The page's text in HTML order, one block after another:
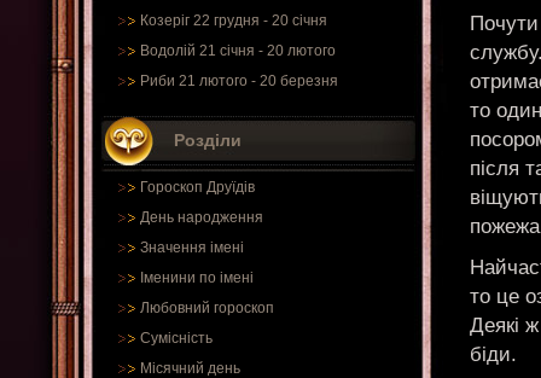
Козеріг 22 грудня - 20 січня
Водолій 21 січня - 20 лютого
Риби 21 лютого - 20 березня
Розділи
Гороскоп Друїдів
День народження
Значення імені
Іменини по імені
Любовний гороскоп
Сумісність
Місячний день
то
після
то це
Деякі
біди.